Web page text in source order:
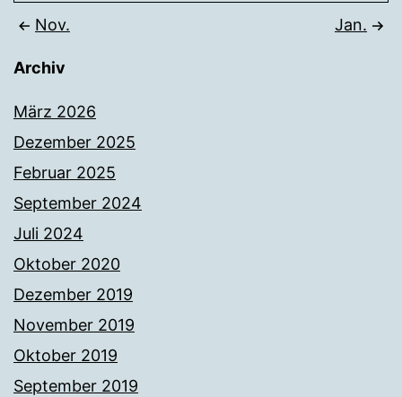
Nov. Jan.
Archiv
März 2026
Dezember 2025
Februar 2025
September 2024
Juli 2024
Oktober 2020
Dezember 2019
November 2019
Oktober 2019
September 2019